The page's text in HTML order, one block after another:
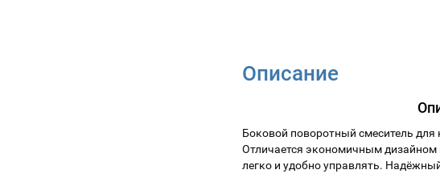
Описание
Боковой поворотный смеситель
Отличается экономичным дизайном
легко и удобно управлять.